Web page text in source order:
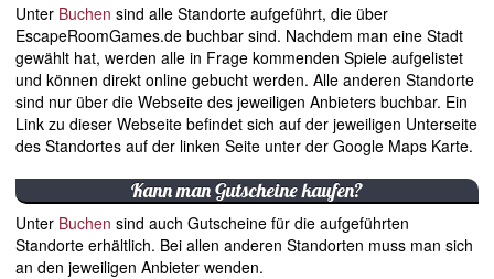
Unter Buchen sind alle Standorte aufgeführt, die über
EscapeRoomGames.de buchbar sind. Nachdem man eine Stadt
gewählt hat, werden alle in Frage kommenden Spiele aufgelistet
und können direkt online gebucht werden. Alle anderen Standorte
sind nur über die Webseite des jeweiligen Anbieters buchbar. Ein
Link zu dieser Webseite befindet sich auf der jeweiligen Unterseite
des Standortes auf der linken Seite unter der Google Maps Karte.
Kann man Gutscheine kaufen?
Unter Buchen sind auch Gutscheine für die aufgeführten
Standorte erhältlich. Bei allen anderen Standorten muss man sich
an den jeweiligen Anbieter wenden.